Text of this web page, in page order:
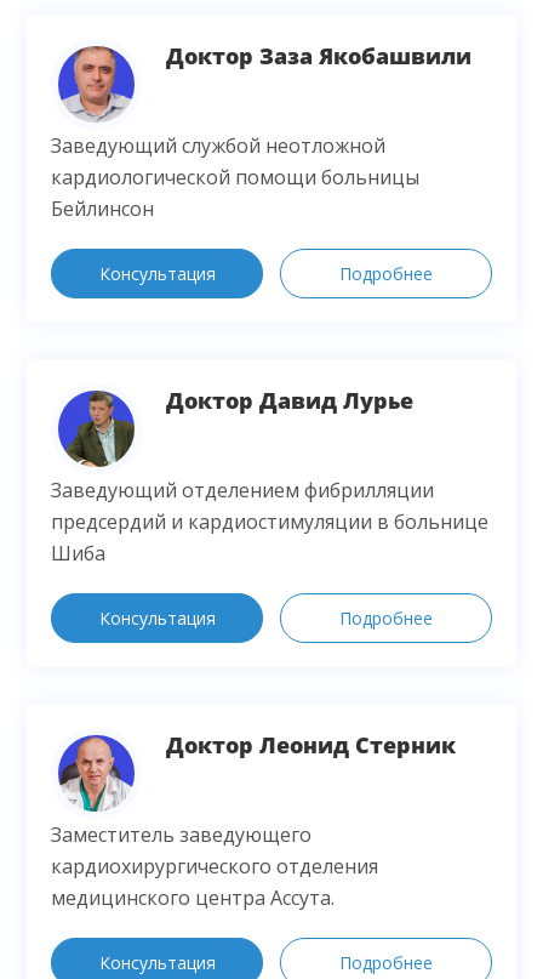
Доктор Заза Якобашвили
Заведующий службой неотложной
кардиологической помощи больницы
Бейлинсон
Консультация Подробнее
Доктор Давид Лурье
Заведующий отделением фибрилляции
предсердий и кардиостимуляции в больнице
Шиба
Консультация Подробнее
Доктор Леонид Стерник
Заместитель заведующего
кардиохирургического отделения
медицинского центра Ассута.
Консультация Подробнее